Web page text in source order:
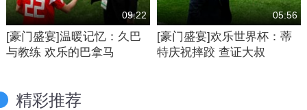
09:22
[豪门盛宴]温暖记忆：久巴
与教练 欢乐的巴拿马
05:56
[豪门盛宴]欢乐世界杯：蒂
特庆祝摔跤 查证大叔
精彩推荐